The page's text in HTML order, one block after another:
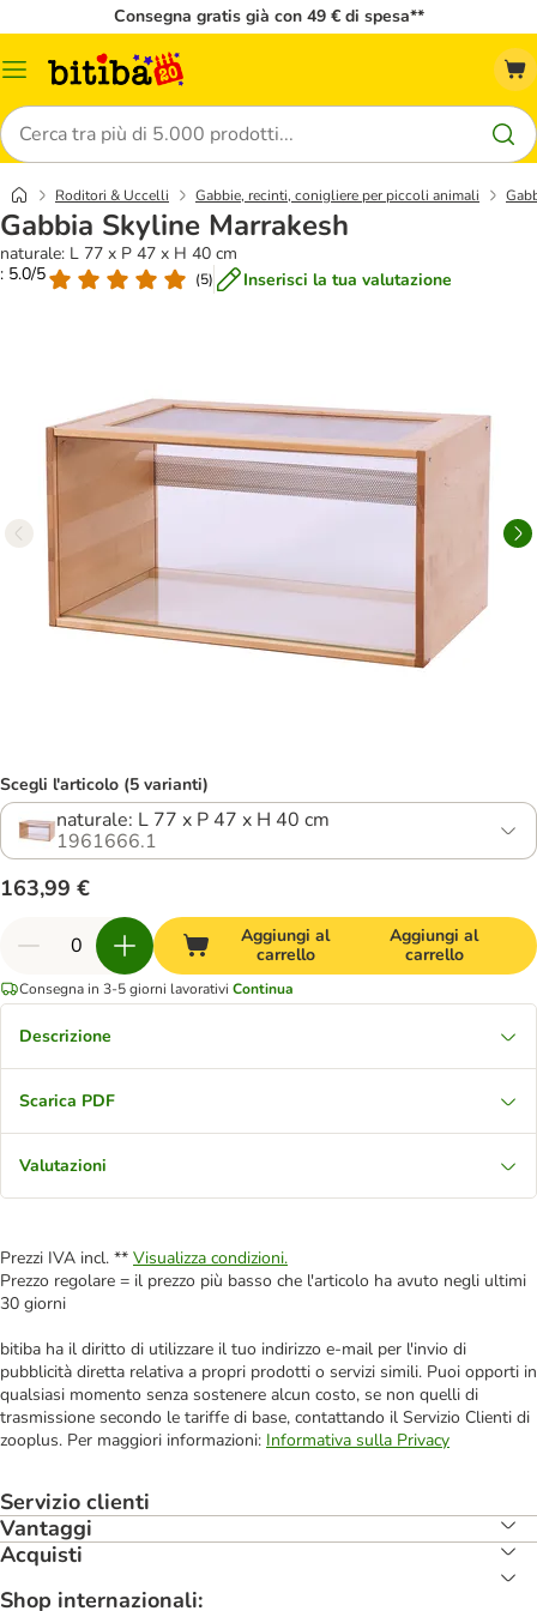
Consegna gratis già con 49 € di spesa**
Overview
Cerca
Roditori & Uccelli Gabbie, recinti, conigliere per piccoli animali
Gabbia Skyline Marrakesh
naturale: L 77 x P 47 x H 40 cm
: 5.0/5
(5) Inserisci la tua valutazione
Scegli l'articolo (5 varianti)
naturale: L 77 x P 47 x H 40 cm
1961666.1
163,99 €
Aggiungi al
carrello
Aggiungi al
carrello
Consegna in 3-5 giorni lavorativi Continua
Descrizione
Scarica PDF
Valutazioni
Prezzi IVA incl. ** Visualizza condizioni.
Prezzo regolare = il prezzo più basso che l'articolo ha avuto negli ultimi
30 giorni
bitiba ha il diritto di utilizzare il tuo indirizzo e-mail per l'invio di
pubblicità diretta relativa a propri prodotti o servizi simili. Puoi opporti in
qualsiasi momento senza sostenere alcun costo, se non quelli di
trasmissione secondo le tariffe di base, contattando il Servizio Clienti di
zooplus. Per maggiori informazioni: Informativa sulla Privacy
Servizio clienti
Vantaggi
Acquisti
Shop internazionali: